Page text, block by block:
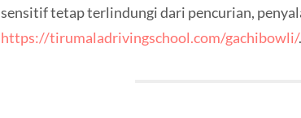
sensitif tetap terlindungi dari pencurian,
https://tirumaladrivingschool.com/gachibowli/.